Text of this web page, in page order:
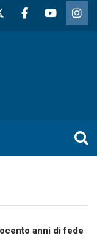
anni di fede